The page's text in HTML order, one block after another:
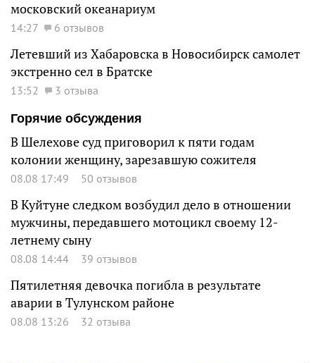
московский океанариум
14:27 6 отзывов
Летевший из Хабаровска в Новосибирск самолет
экстренно сел в Братске
13:52
3 отзыва
Горячие обсуждения
В Шелехове суд приговорил к пяти годам
колонии женщину, зарезавшую сожителя
08.08 17:49 50 отзывов
В Куйтуне следком возбудил дело в отношении
мужчины, передавшего мотоцикл своему 12-
летнему сыну
08.08 14:44 39 отзывов
Пятилетняя девочка погибла в результате
аварии в Тулунском районе
08.08 13:26 32 отзыва